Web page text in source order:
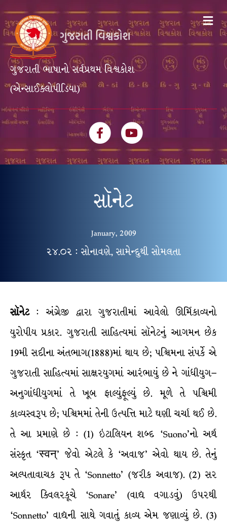
ગુજરાતી ભાષાનો સર્વપ્રથમ વિશ્વકોશ
(એન્સાઈક્લોપીડિયા)
FacebookYoutube
સૉનેટ
January, 2009
૨૪.૦૨ : સોનાવણે, સામેન્દુથી સોમલતા
સૉનેટ: અંગ્રેજી દ્વારા ગુજરાતીમાં આવેલો ઊર્મિકાવ્યનો
યુરોપીય પ્રકાર. ગુજરાતી સાહિત્યમાં સૉનેટનું આગમન છેક
19મી સદીના અંતભાગ(1888)માં થાય છે; પશ્ચિમના સંપર્કે એ
ગુજરાતી સાહિત્યમાં સાક્ષરયુગમાં આરંભાયું છે ને ગાંધીયુગ–
અનુગાંધીયુગમાં તે ખૂબ ફાલ્યુંફૂલ્યું છે. મૂળે તે પશ્ચિમી
કાવ્યસ્વરૂપ છે; પશ્ચિમમાં તેની ઉત્પત્તિ માટે ઘણી ચર્ચા થઈ છે.
તે આ પ્રમાણે છે : (1) ઇટાલિયન શબ્દ ‘Suono’નો અર્થ
સંસ્કૃત ‘स्वन्’ જેવો એટલે કે ‘અવાજ’ એવો થાય છે. તેનું
અલ્પતાવાચક રૂપ તે ‘Sonnetto’ (જરીક અવાજ). (2) સર
આર્થર ક્વિલરકૂચે ‘Sonare’ (વાદ્ય વગાડવું) ઉપરથી
‘Sonnetto’ વાદ્યની સાથે ગવાતું કાવ્ય એમ જણાવ્યું છે. (3)